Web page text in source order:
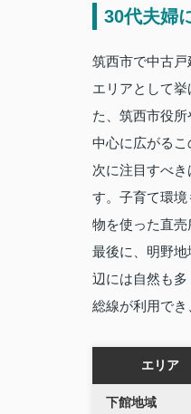
30代夫婦
筑西市で中古
エリアとして
た、筑西市役
中心に広がるこ
次に注目すべ
す。子育て環
物を使った直売
最後に、明野
辺には自然も
総線が利用でき
エリア
下館地域